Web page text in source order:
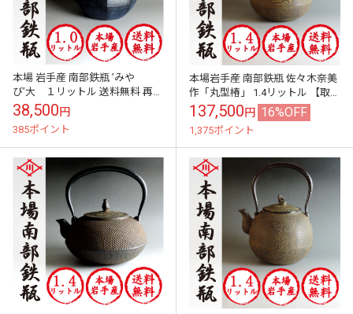
本場 岩手産 南部鉄瓶 ’みや
び’大 １リットル 送料無料 再入
荷 専用箱付き
38,500円
385ポイント
本場岩手産 南部鉄瓶 佐々木奈美
作「丸型椿」 1.4リットル 【取り
寄せ対応】送料無料
137,500円 16%OFF
1,375ポイント